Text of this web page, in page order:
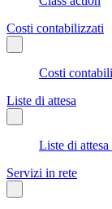
Costi contabilizzati
Costi
Liste di attesa
Liste di
Servizi in rete